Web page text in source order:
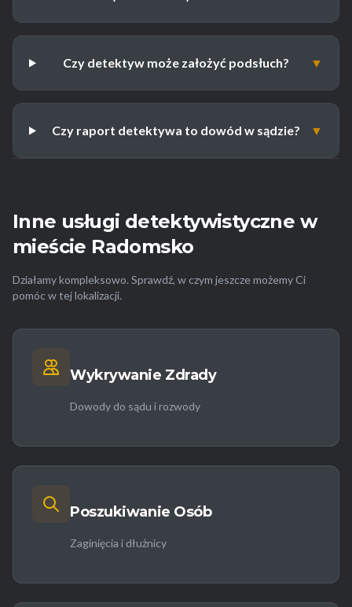
Czy detektyw może założyć podsłuch? ▼
Czy raport detektywa to dowód w sądzie? ▼
Inne usługi detektywistyczne w
mieście Radomsko
Działamy kompleksowo. Sprawdź, w czym jeszcze możemy Ci
pomóc w tej lokalizacji.
Wykrywanie Zdrady
Dowody do sądu i rozwody
Poszukiwanie Osób
Zaginięcia i dłużnicy